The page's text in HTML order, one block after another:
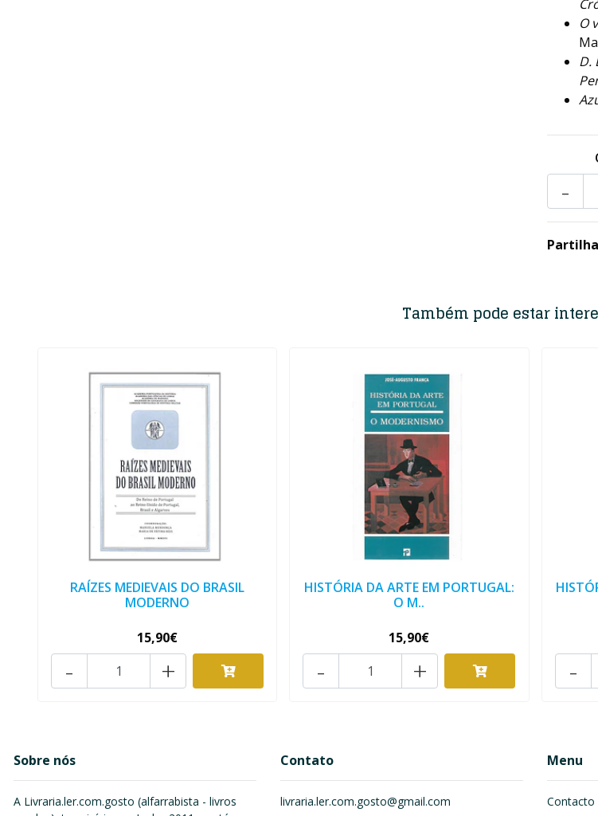
O
D.
-
Também pode estar
RAÍZES MEDIEVAIS DO BRASIL
MODERNO
15,90€
+
-
HISTÓRIA DA ARTE EM PORTUGAL:
O M..
15,90€
+
- -
Sobre nós
A Livraria.ler.com.gosto (alfarrabista - livros
Contato
livraria.ler.com.gosto@gmail.com
Menu
Contacto